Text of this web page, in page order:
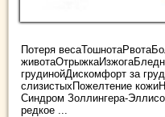
Потеря
грудинойДискомфорт за
слизистыхПожелтение
Синдром Золлингера-
редкое ...